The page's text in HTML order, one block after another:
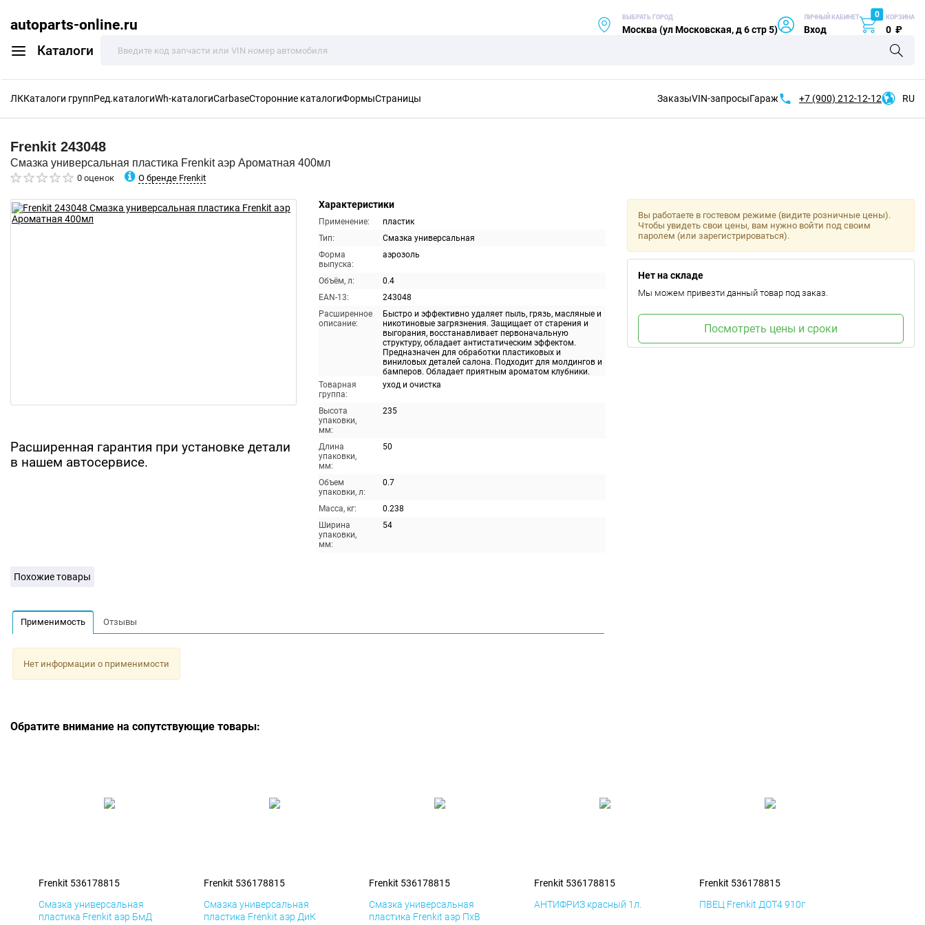
autoparts-online.ru
Каталоги
ВЫБРАТЬ ГОРОД
Москва (ул Московская, д 6 стр 5)
ЛИЧНЫЙ КАБИНЕТ
Вход
0 КОРЗИНА
0 ₽
ЛККаталоги группРед.каталогиWh-каталогиCarbaseСторонние каталогиФормыСтраницы ЗаказыVIN-запросыГараж +7 (900) 212-12-12 RU
Frenkit 243048
Смазка универсальная пластика Frenkit аэр Ароматная 400мл
0 оценок О бренде Frenkit
Расширенная гарантия при установке детали
в нашем автосервисе.
Характеристики
Применение:
пластик
Тип:
Смазка универсальная
Форма
выпуска:
аэрозоль
Объём, л:
0.4
EAN-13:
243048
Расширенное
описание:
Быстро и эффективно удаляет пыль, грязь, масляные и
никотиновые загрязнения. Защищает от старения и
выгорания, восстанавливает первоначальную
структуру, обладает антистатическим эффектом.
Предназначен для обработки пластиковых и
виниловых деталей салона. Подходит для молдингов и
бамперов. Обладает приятным ароматом клубники.
Товарная
группа:
уход и очистка
Высота
упаковки,
мм:
235
Длина
упаковки,
мм:
50
Объем
упаковки, л:
0.7
Масса, кг:
0.238
Ширина
упаковки,
мм:
54
Вы работаете в гостевом режиме (видите розничные цены).
Чтобы увидеть свои цены, вам нужно войти под своим
паролем (или зарегистрироваться).
Нет на складе
Мы можем привезти данный товар под заказ.
Посмотреть цены и сроки
Похожие товары
Применимость Отзывы
Нет информации о применимости
Обратите внимание на сопутствующие товары:
Frenkit 536178815
Смазка универсальная
пластика Frenkit аэр БмД
Frenkit 536178815
Смазка универсальная
пластика Frenkit аэр ДиК
Frenkit 536178815
Смазка универсальная
пластика Frenkit аэр ПхВ
Frenkit 536178815
АНТИФРИЗ красный 1л.
Frenkit 536178815
ПВЕЦ Frenkit ДОТ4 910г